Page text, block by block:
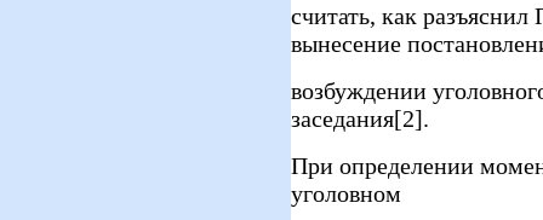
считать, как
вынесение
возбуждении
заседания[2].
При определении
уголовном